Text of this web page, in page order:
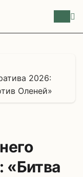
2026:
Оленей»
«Битва